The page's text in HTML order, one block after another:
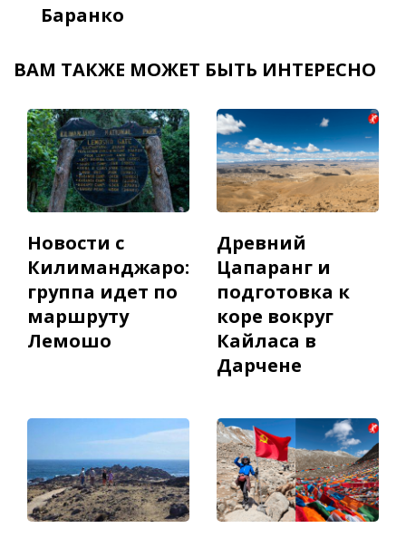
Баранко
ВАМ ТАКЖЕ МОЖЕТ БЫТЬ ИНТЕРЕСНО
Новости с
Килиманджаро:
группа идет по
маршруту
Лемошо
Древний
Цапаранг и
подготовка к
коре вокруг
Кайласа в
Дарчене